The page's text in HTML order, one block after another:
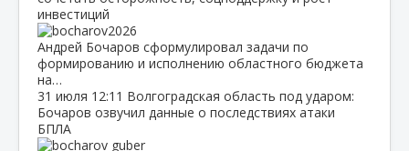
инвестиций
Андрей Бочаров сформулировал задачи по
формированию и исполнению областного бюджета
на…
31 июля 12:11 Волгоградская область под ударом:
Бочаров озвучил данные о последствиях атаки
БПЛА